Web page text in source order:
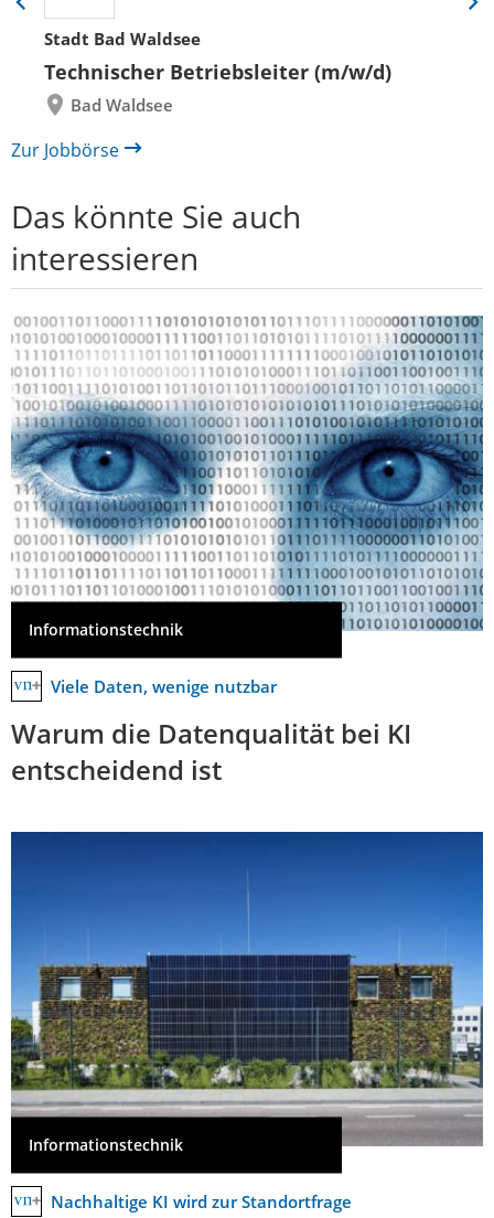
Stadt Bad Waldsee
Technischer Betriebsleiter (m/w/d)
Bad Waldsee
Folie
zurück
Eine
Zur Jobbörse
Das könnte Sie auch
interessieren
Informationstechnik
Viele Daten, wenige nutzbar
Warum die Datenqualität bei KI
entscheidend ist
Informationstechnik
Nachhaltige KI wird zur Standortfrage